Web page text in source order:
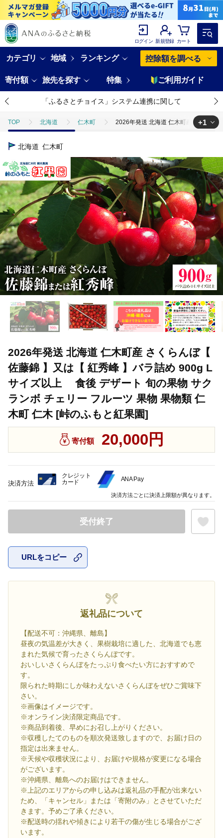
ログイン 新規登録 カート
カテゴリ 地域 ランキング 控除額を調べる
寄付額 旅先を探す 特集 ご利用ガイド
「ふるさとチョイス」システム連携に関して
TOP 北海道 仁木町 2026年発送 北海道 仁木町産 さくらん
TOP
+1
北海道 仁木町
2026年発送 北海道 仁木町産 さくらんぼ【
佐藤錦 】又は【 紅秀峰 】バラ詰め 900g L
サイズ以上 食後 デザート 旬の果物 サク
ランボ チェリー フルーツ 果物 果物類 仁
木町 仁木 [峠のふもと紅果園]
寄付額 20,000円
受付終了
URLをコピー
返礼品について
【配送不可：沖縄県、離島】
昼夜の気温差が大きく、果樹栽培に適した、北海道でも恵
まれた気候で育ったさくらんぼです。
おいしいさくらんぼをたっぷり食べたい方におすすめで
す。
限られた時期にしか味わえないさくらんぼをぜひご賞味下
さい。
※画像はイメージです。
※オンライン決済限定商品です。
※商品到着後、早めにお召し上がりください。
※収穫したてのものを順次発送致しますので、お届け日の
指定は出来ません。
※天候や収穫状況により、お届けや規格が変更になる場合
がございます。
※沖縄県、離島へのお届けはできません。
※上記のエリアからの申し込みは返礼品の手配が出来ない
ため、「キャンセル」または「寄附のみ」とさせていただ
きます。予めご了承ください。
※配送時の揺れや傾きにより若干の傷が生じる場合がござ
います。
決済方法
クレジット
カード
ANA Pay
決済方法ごとに決済上限額が異なります。